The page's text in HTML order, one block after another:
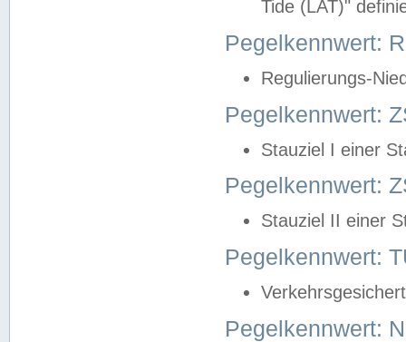
Tide (LAT)"
Pegelkennwert:
Regulierungs-
Pegelkennwert:
Stauziel I einer
Pegelkennwert:
Stauziel II einer
Pegelkennwert:
Pegelkennwert: